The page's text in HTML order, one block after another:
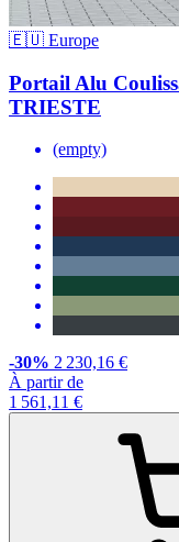
🇪🇺 Europe
Portail Alu
TRIESTE
(empty)
-30% 2 230,16 €
À partir de
1 561,11 €